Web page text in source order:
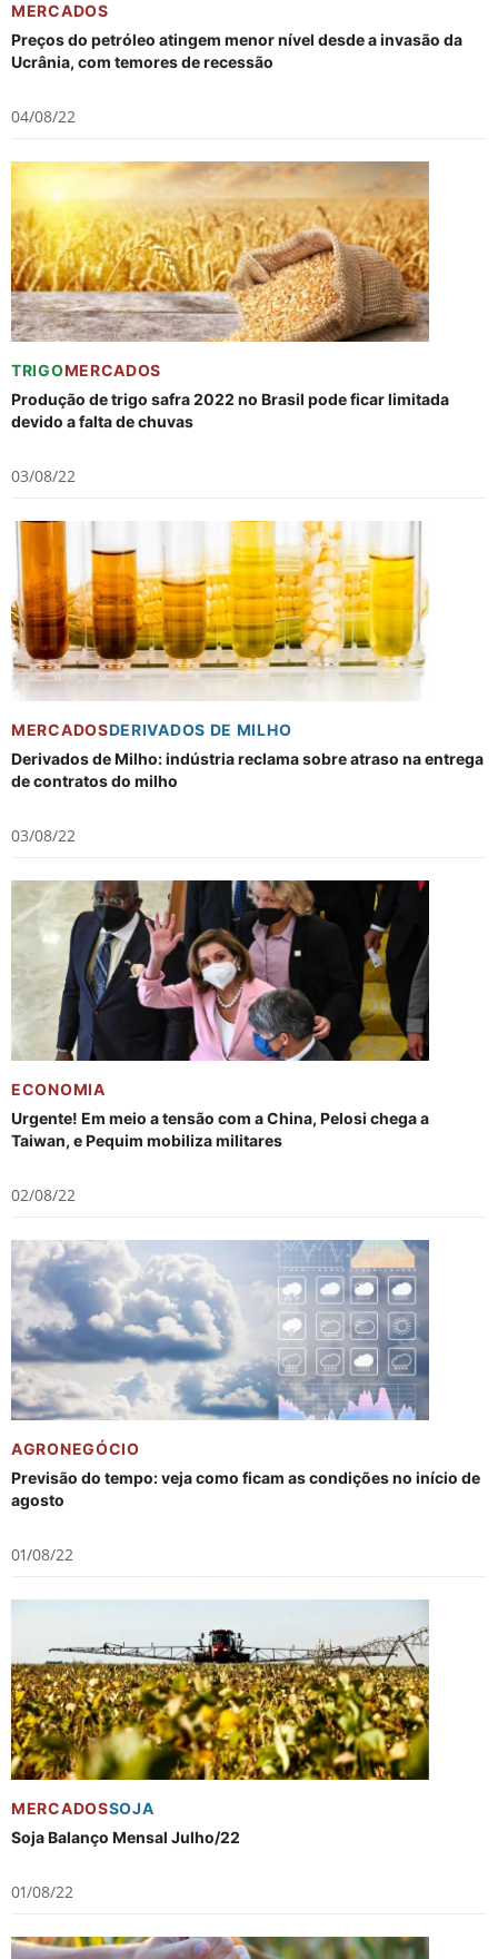
MERCADOS
Preços do petróleo atingem menor nível desde a invasão da
Ucrânia, com temores de recessão
04/08/22
TRIGOMERCADOS
Produção de trigo safra 2022 no Brasil pode ficar limitada
devido a falta de chuvas
03/08/22
MERCADOSDERIVADOS DE MILHO
Derivados de Milho: indústria reclama sobre atraso na entrega
de contratos do milho
03/08/22
ECONOMIA
Urgente! Em meio a tensão com a China, Pelosi chega a
Taiwan, e Pequim mobiliza militares
02/08/22
AGRONEGÓCIO
Previsão do tempo: veja como ficam as condições no início de
agosto
01/08/22
MERCADOSSOJA
Soja Balanço Mensal Julho/22
01/08/22